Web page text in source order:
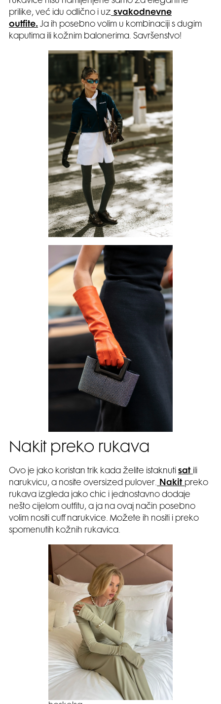
prilike, već idu odlično i uz svakodnevne
outfite. Ja ih posebno volim u kombinaciji s dugim
kaputima ili kožnim balonerima. Savršenstvo!
Nakit preko rukava
Ovo je jako koristan trik kada želite istaknuti sat
narukvicu, a nosite oversized pulover. Nakit preko
rukava izgleda jako chic i jednostavno dodaje
nešto cijelom outfitu, a ja na ovaj način posebno
volim nositi cuff narukvice. Možete ih nositi i preko
spomenutih kožnih rukavica.